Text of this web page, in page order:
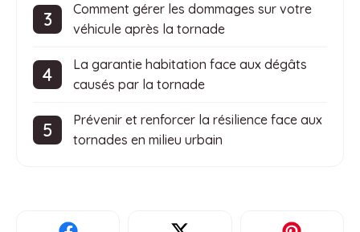
Comment gérer les dommages sur votre
véhicule après la tornade
La garantie habitation face aux dégâts
causés par la tornade
Prévenir et renforcer la résilience face aux
tornades en milieu urbain